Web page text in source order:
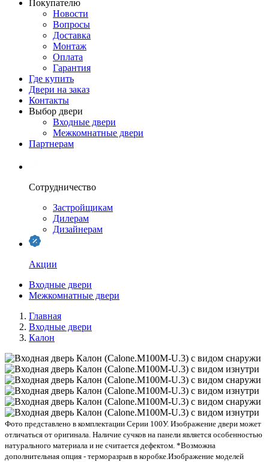
Покупателю
Новости
Вопросы
Доставка
Монтаж
Оплата
Гарантия
Где купить
Двери на заказ
Контакты
Выбор двери
Входные двери
Межкомнатные двери
Партнерам
Сотрудничество
Застройщикам
Дилерам
Дизайнерам
Акции
Входные двери
Межкомнатные двери
Главная
Входные двери
Калон
Фото представлено в комплектации Серии 100У. Изображение двери может
отличаться от оригинала. Наличие сучков на панели является особенностью
натурального материала и не считается дефектом. *Возможна
дополнительная опция - терморазрыв в коробке.Изображение моделей